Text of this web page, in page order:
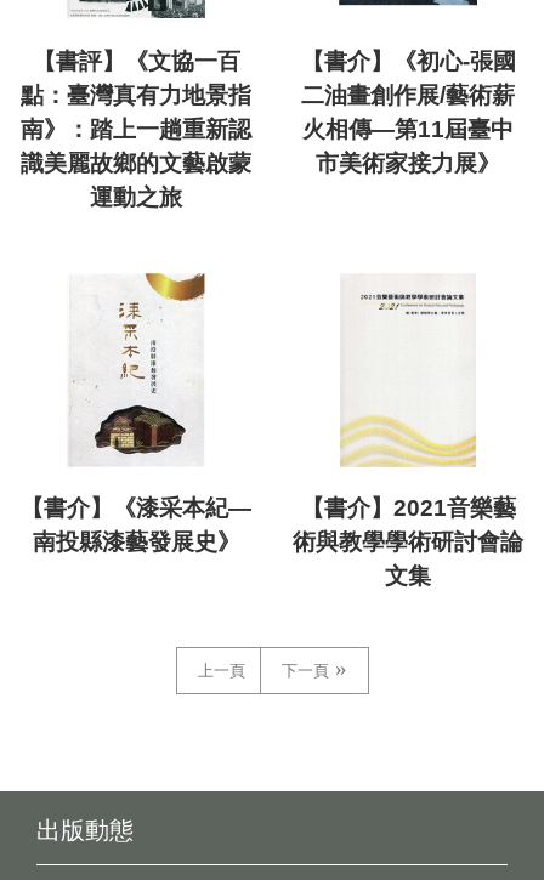
【書評】《文協一百
點：臺灣真有力地景指
南》：踏上一趟重新認
識美麗故鄉的文藝啟蒙
運動之旅
【書介】《初心-張國
二油畫創作展/藝術薪
火相傳—第11屆臺中
市美術家接力展》
【書介】《漆采本紀—
南投縣漆藝發展史》
【書介】2021音樂藝
術與教學學術研討會論
文集
上一頁 下一頁
出版動態